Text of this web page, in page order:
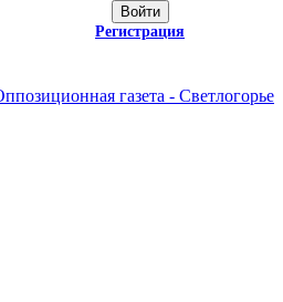
Войти
Регистрация